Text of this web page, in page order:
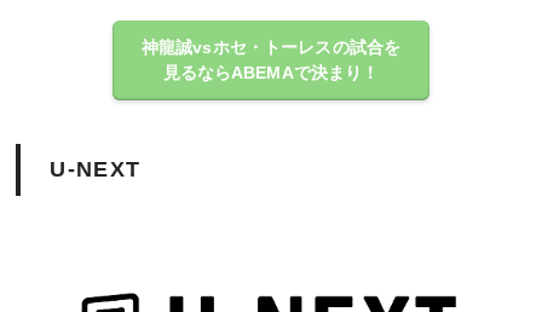
神龍誠vsホセ・トーレスの試合を
見るならABEMAで決まり！
U-NEXT